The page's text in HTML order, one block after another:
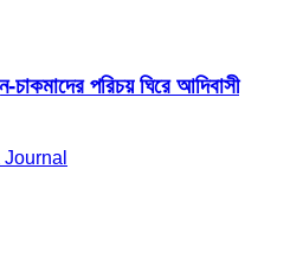
চাকমাদের পরিচয় ঘিরে আদিবাসী